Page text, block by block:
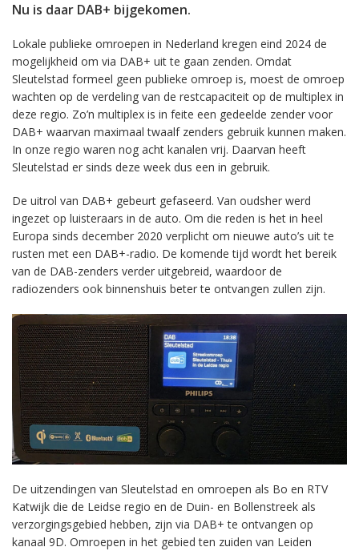
Nu is daar DAB+ bijgekomen.
Lokale publieke omroepen in Nederland kregen eind 2024 de
mogelijkheid om via DAB+ uit te gaan zenden. Omdat
Sleutelstad formeel geen publieke omroep is, moest de omroep
wachten op de verdeling van de restcapaciteit op de multiplex in
deze regio. Zo’n multiplex is in feite een gedeelde zender voor
DAB+ waarvan maximaal twaalf zenders gebruik kunnen maken.
In onze regio waren nog acht kanalen vrij. Daarvan heeft
Sleutelstad er sinds deze week dus een in gebruik.
De uitrol van DAB+ gebeurt gefaseerd. Van oudsher werd
ingezet op luisteraars in de auto. Om die reden is het in heel
Europa sinds december 2020 verplicht om nieuwe auto’s uit te
rusten met een DAB+-radio. De komende tijd wordt het bereik
van de DAB-zenders verder uitgebreid, waardoor de
radiozenders ook binnenshuis beter te ontvangen zullen zijn.
De uitzendingen van Sleutelstad en omroepen als Bo en RTV
Katwijk die de Leidse regio en de Duin- en Bollenstreek als
verzorgingsgebied hebben, zijn via DAB+ te ontvangen op
kanaal 9D. Omroepen in het gebied ten zuiden van Leiden